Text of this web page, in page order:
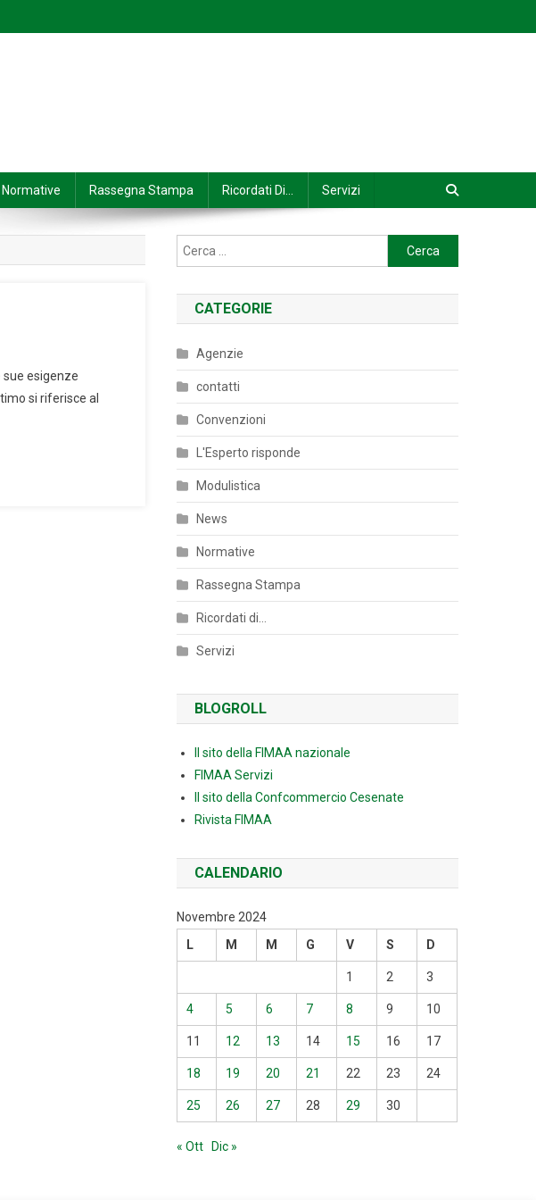
Normative Rassegna Stampa Ricordati Di… Servizi
sue esigenze
si riferisce al
Ricerca
per:
CATEGORIE
Agenzie
contatti
Convenzioni
L'Esperto risponde
Modulistica
News
Normative
Rassegna Stampa
Ricordati di…
Servizi
BLOGROLL
Il sito della FIMAA nazionale
FIMAA Servizi
Il sito della Confcommercio Cesenate
Rivista FIMAA
CALENDARIO
Novembre 2024
L
M M G V S D
1 2 3
4 5 6 7 8 9 10
11 12 13 14 15 16 17
18 19 20 21 22 23 24
25 26 27 28 29 30
« Ott Dic »